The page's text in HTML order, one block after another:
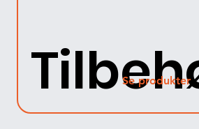
Se produkter